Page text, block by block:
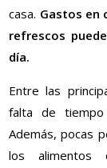
casa. Gastos en
refrescos
día.
Entre las
falta de
Además, pocas
los alimentos